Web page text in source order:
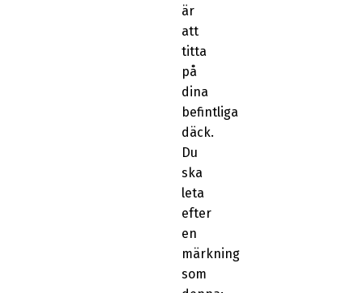
är
att
titta
på
dina
befintliga
däck.
Du
ska
leta
efter
en
märkning
som